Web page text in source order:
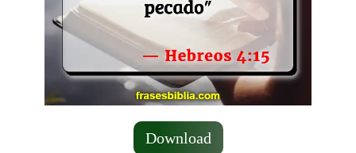
Download